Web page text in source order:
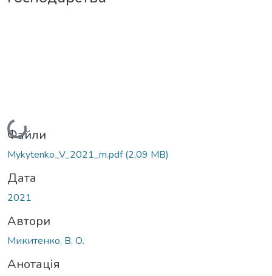
Вантажиться...
Файли
Mуkytenko_V_2021_m.pdf(2,09 MB)
Дата
2021
Автори
Микитенко, В. О.
Анотація